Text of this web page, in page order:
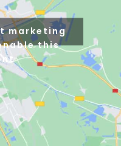
marketing
this